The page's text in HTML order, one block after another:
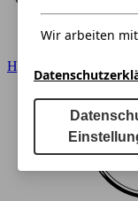
Hyundai
Wir arbeiten